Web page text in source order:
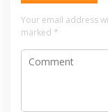
Your email address
marked *